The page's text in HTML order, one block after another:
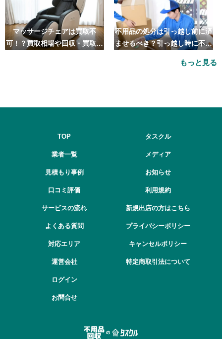
マッサージチェアは買取不
可！？買取相場や回収・買取の
不用品の処分は引っ越し前に済
ませるべき？引っ越し時に不用
もっと見る
TOP
業者一覧
見積もり事例
口コミ評価
サービスの流れ
よくある質問
対応エリア
運営会社
ログイン
お問合せ
タスクル
メディア
お知らせ
利用規約
新規出店の方はこちら
プライバシーポリシー
キャンセルポリシー
特定商取引法について